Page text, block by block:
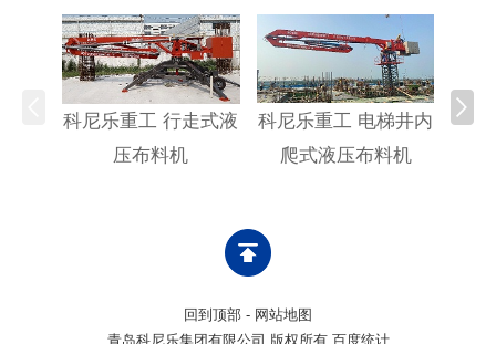
科尼乐重工 行走式液
压布料机
科尼乐重工 电梯井内
爬式液压布料机
科尼
回到顶部 - 网站地图
青岛科尼乐集团有限公司 版权所有 百度统计